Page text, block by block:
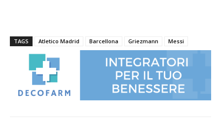
TAGS Atletico Madrid Barcellona Griezmann Messi